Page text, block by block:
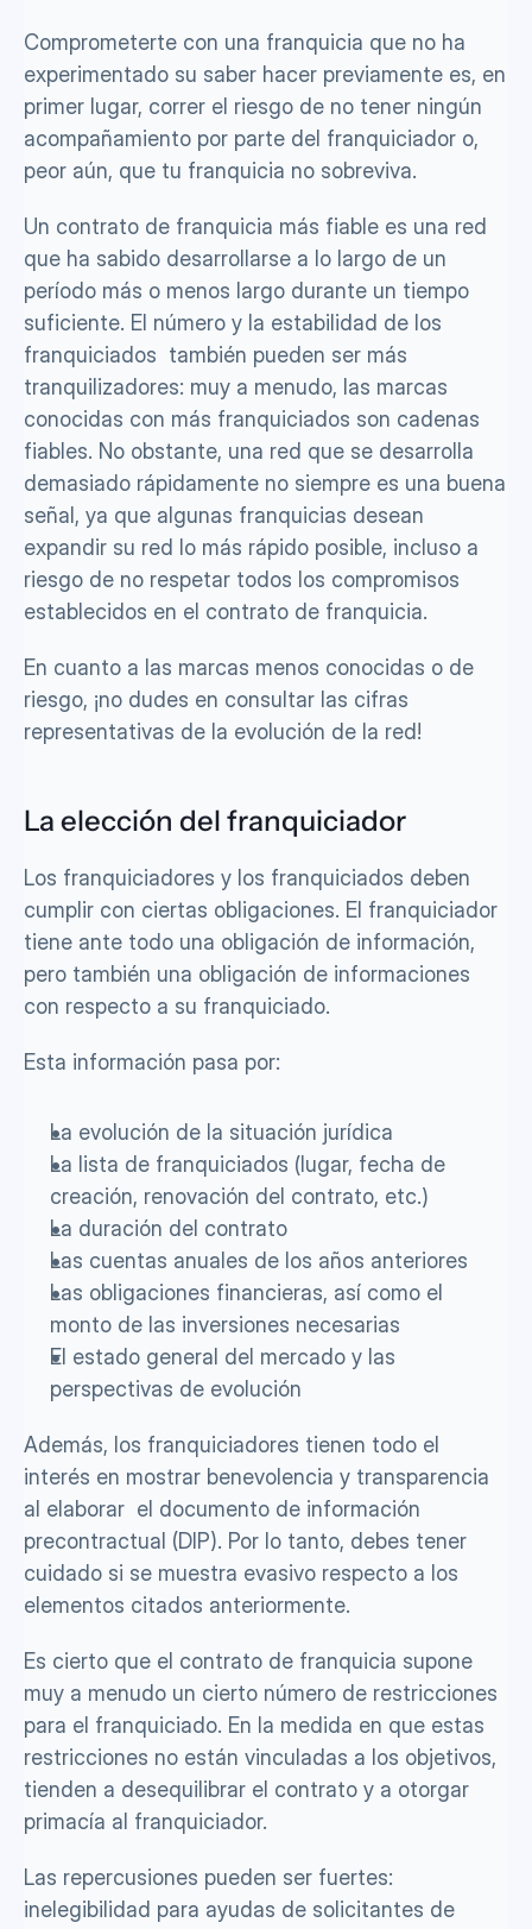
Comprometerte con una franquicia que no ha
experimentado su saber hacer previamente es, en
primer lugar, correr el riesgo de no tener ningún
acompañamiento por parte del franquiciador o,
peor aún, que tu franquicia no sobreviva.
Un contrato de franquicia más fiable es una red
que ha sabido desarrollarse a lo largo de un
período más o menos largo durante un tiempo
suficiente. El número y la estabilidad de los
franquiciados  también pueden ser más
tranquilizadores: muy a menudo, las marcas
conocidas con más franquiciados son cadenas
fiables. No obstante, una red que se desarrolla
demasiado rápidamente no siempre es una buena
señal, ya que algunas franquicias desean
expandir su red lo más rápido posible, incluso a
riesgo de no respetar todos los compromisos
establecidos en el contrato de franquicia.
En cuanto a las marcas menos conocidas o de
riesgo, ¡no dudes en consultar las cifras
representativas de la evolución de la red!
La elección del franquiciador
Los franquiciadores y los franquiciados deben
cumplir con ciertas obligaciones. El franquiciador
tiene ante todo una obligación de información,
pero también una obligación de informaciones
con respecto a su franquiciado.
Esta información pasa por:
La evolución de la situación jurídica
La lista de franquiciados (lugar, fecha de
creación, renovación del contrato, etc.)
La duración del contrato
Las cuentas anuales de los años anteriores
Las obligaciones financieras, así como el
monto de las inversiones necesarias
El estado general del mercado y las
perspectivas de evolución
Además, los franquiciadores tienen todo el
interés en mostrar benevolencia y transparencia
al elaborar  el documento de información
precontractual (DIP). Por lo tanto, debes tener
cuidado si se muestra evasivo respecto a los
elementos citados anteriormente.
Es cierto que el contrato de franquicia supone
muy a menudo un cierto número de restricciones
para el franquiciado. En la medida en que estas
restricciones no están vinculadas a los objetivos,
tienden a desequilibrar el contrato y a otorgar
primacía al franquiciador.
Las repercusiones pueden ser fuertes:
inelegibilidad para ayudas de solicitantes de